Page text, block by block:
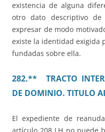
existencia de alguna
otro dato descriptivo
expresar de modo
existe la identidad exigida
fundadas sobre ella.
282.** TRACTO
DE DOMINIO. TITULO
El expediente de